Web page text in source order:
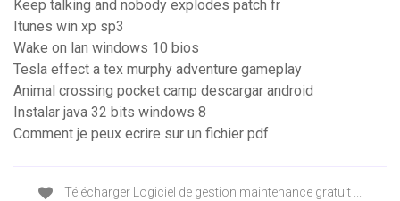
Keep talking and nobody explodes patch fr
Itunes win xp sp3
Wake on lan windows 10 bios
Tesla effect a tex murphy adventure gameplay
Animal crossing pocket camp descargar android
Instalar java 32 bits windows 8
Comment je peux ecrire sur un fichier pdf
Télécharger Logiciel de gestion maintenance gratuit ...